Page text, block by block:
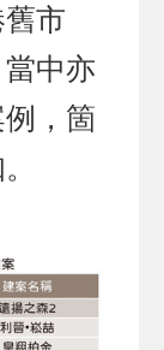
市
中亦
，箇